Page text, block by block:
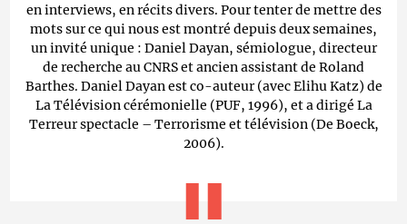
en interviews, en récits divers. Pour tenter de mettre des
mots sur ce qui nous est montré depuis deux semaines,
un invité unique : Daniel Dayan, sémiologue, directeur
de recherche au CNRS et ancien assistant de Roland
Barthes. Daniel Dayan est co-auteur (avec Elihu Katz) de
La Télévision cérémonielle (PUF, 1996), et a dirigé La
Terreur spectacle – Terrorisme et télévision (De Boeck,
2006).